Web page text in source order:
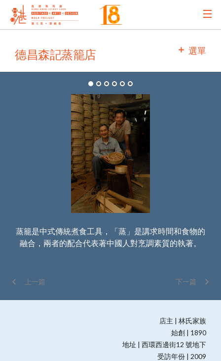
主辦機構
主要贊助
選單
德昌森記蒸籠店
蒸籠是中式傳統煮食工具，「蒸」是講求時間和食物的
融合，兩者的配合代表著中國人對烹調素質的執著。
下一篇
上一篇
店主 | 林氏家族
始創 | 1890
地址 | 西環西邊街12 號地下
受訪年份 | 2009